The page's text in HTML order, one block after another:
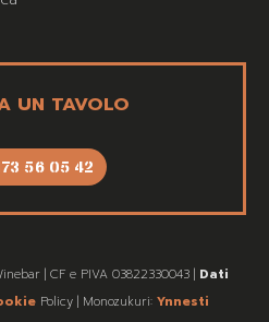
UN TAVOLO
56 05 42
| CF e PIVA 03822330043 | Dati
Policy | Monozukuri: Ynnesti